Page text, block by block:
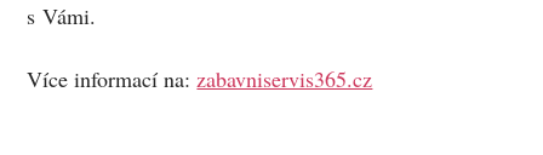
s Vámi.
Více informací na:zabavniservis365.cz